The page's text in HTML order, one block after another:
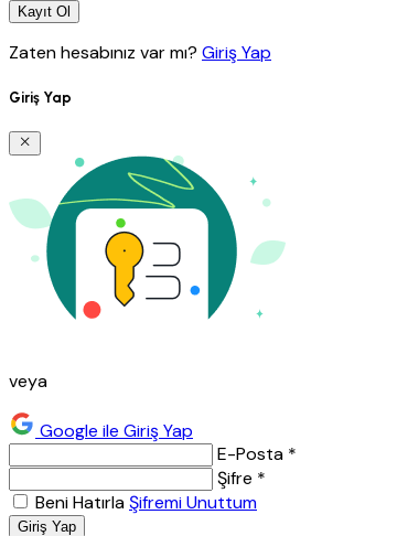
Kayıt Ol
Zaten hesabınız var mı? Giriş Yap
Giriş Yap
veya
Google ile Giriş Yap
E-Posta *
Şifre *
Beni HatırlaŞifremi Unuttum
Giriş Yap